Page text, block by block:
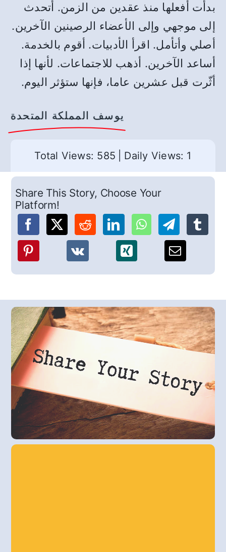
بدأت أفعلها منذ عقدين من الزمن. أتحدث
إلى موجهي وإلى الأعضاء الرصينين الآخرين.
أصلي وأتأمل. اقرأ الأدبيات. أقوم بالخدمة.
أساعد الآخرين. أذهب للاجتماعات. لأنها إذا
أثّرت قبل عشرين عاما، فإنها ستؤثر اليوم.
يوسف المملكة المتحدة
Total Views: 585 Daily Views: 1
Share This Story, Choose Your
Platform!